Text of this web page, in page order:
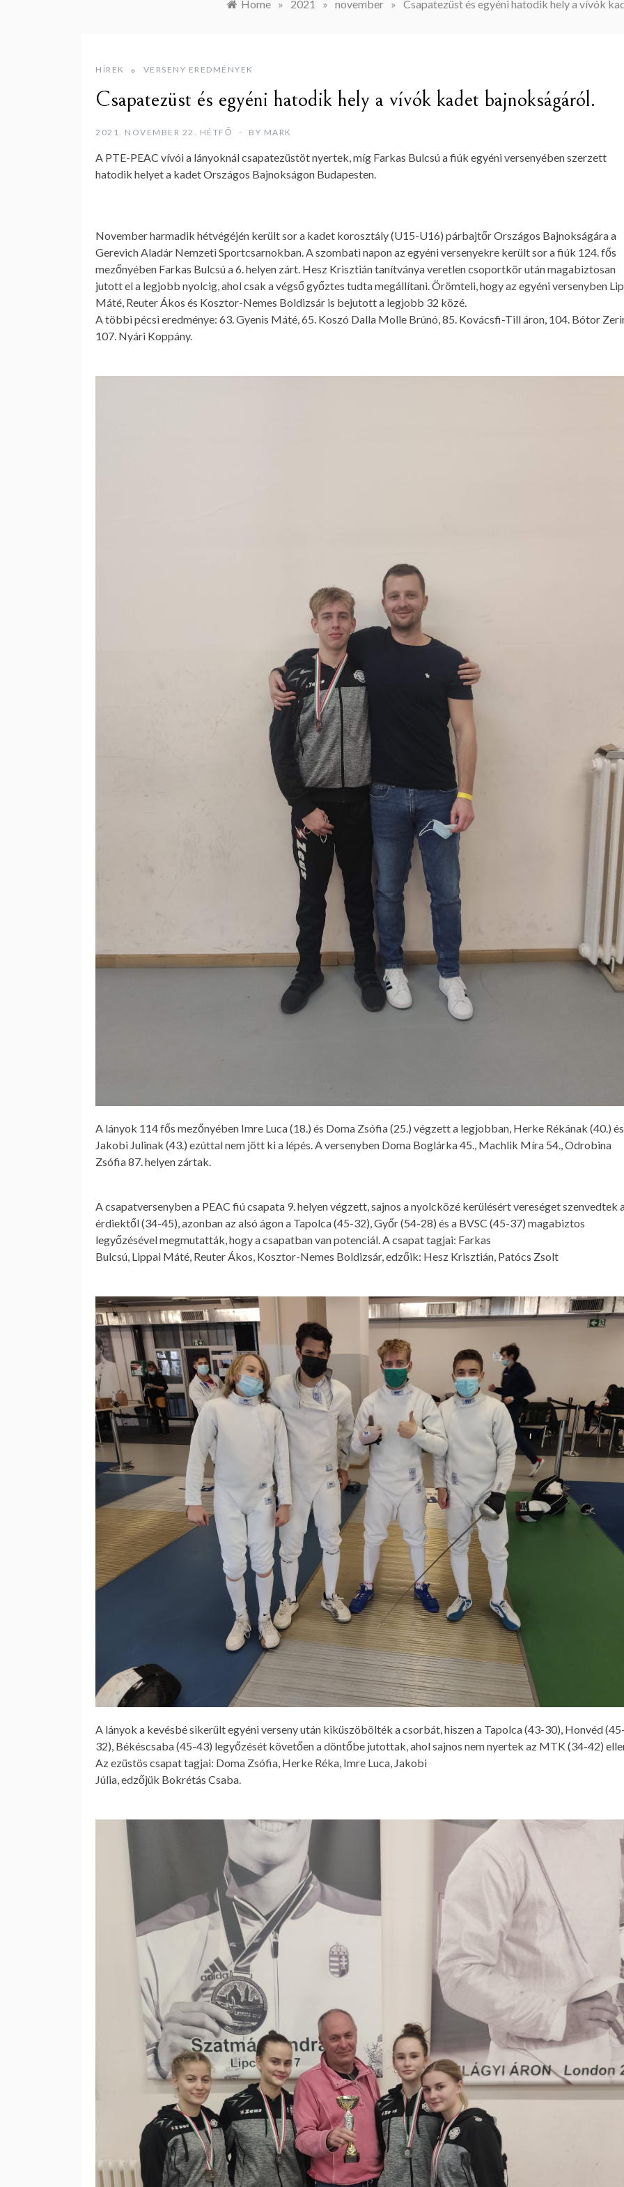
Home » 2021 » november » Csapatezüst és egyéni hatodik hely a vívók
HÍREK VERSENY EREDMÉNYEK
Csapatezüst és egyéni hatodik hely a vívók kadet bajnokságáról.
2021. NOVEMBER 22. HÉTFŐ BY MARK
A PTE-PEAC vívói a lányoknál csapatezüstöt nyertek, míg Farkas Bulcsú a fiúk egyéni versenyében szerzett
hatodik helyet a kadet Országos Bajnokságon Budapesten.
November harmadik hétvégéjén került sor a kadet korosztály (U15-U16) párbajtőr Országos Bajnokságára a
Gerevich Aladár Nemzeti Sportcsarnokban. A szombati napon az egyéni versenyekre került sor a fiúk 124. fős
mezőnyében Farkas Bulcsú a 6. helyen zárt. Hesz Krisztián tanítványa veretlen csoportkör után magabiztosan
jutott el a legjobb nyolcig, ahol csak a végső győztes tudta megállítani. Örömteli, hogy az egyéni versenyben
Máté, Reuter Ákos és Kosztor-Nemes Boldizsár is bejutott a legjobb 32 közé.
A többi pécsi eredménye: 63. Gyenis Máté, 65. Koszó Dalla Molle Brúnó, 85. Kovácsfi-Till áron, 104. Bótor
107. Nyári Koppány.
A lányok 114 fős mezőnyében Imre Luca (18.) és Doma Zsófia (25.) végzett a legjobban, Herke Rékának (40.) és
Jakobi Julinak (43.) ezúttal nem jött ki a lépés. A versenyben Doma Boglárka 45., Machlik Míra 54., Odrobina
Zsófia 87. helyen zártak.
A csapatversenyben a PEAC fiú csapata 9. helyen végzett, sajnos a nyolcközé kerülésért vereséget szenvedtek
érdiektől (34-45), azonban az alsó ágon a Tapolca (45-32), Győr (54-28) és a BVSC (45-37) magabiztos
legyőzésével megmutatták, hogy a csapatban van potenciál. A csapat tagjai: Farkas
Bulcsú, Lippai Máté, Reuter Ákos, Kosztor-Nemes Boldizsár, edzőik: Hesz Krisztián, Patócs Zsolt
A lányok a kevésbé sikerült egyéni verseny után kiküszöbölték a csorbát, hiszen a Tapolca (43-30), Honvéd
32), Békéscsaba (45-43) legyőzését követően a döntőbe jutottak, ahol sajnos nem nyertek az MTK (34-42)
Az ezüstös csapat tagjai: Doma Zsófia, Herke Réka, Imre Luca, Jakobi
Júlia, edzőjük Bokrétás Csaba.